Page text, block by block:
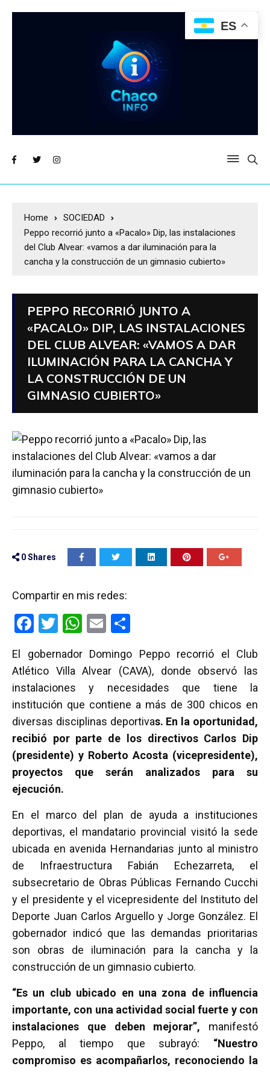
Home
SOCIEDAD
Peppo recorrió junto a «Pacalo» Dip, las instalaciones
del Club Alvear: «vamos a dar iluminación para la
cancha y la construcción de un gimnasio cubierto»
PEPPO RECORRIÓ JUNTO A
«PACALO» DIP, LAS INSTALACIONES
DEL CLUB ALVEAR: «VAMOS A DAR
ILUMINACIÓN PARA LA CANCHA Y
LA CONSTRUCCIÓN DE UN
GIMNASIO CUBIERTO»
0Shares
Compartir en mis redes:
F
ce
b
o
o
k
T
tt
er
W
at
s
A
p
p
E
ail m
p
ar
tir
El gobernador Domingo Peppo recorrió el Club
Atlético Villa Alvear (CAVA), donde observó las
instalaciones y necesidades que tiene la
institución que contiene a más de 300 chicos en
diversas disciplinas deportivas. En la oportunidad,
recibió por parte de los directivos Carlos Dip
(presidente) y Roberto Acosta (vicepresidente),
proyectos que serán analizados para su
ejecución.
En el marco del plan de ayuda a instituciones
deportivas, el mandatario provincial visitó la sede
ubicada en avenida Hernandarias junto al ministro
de Infraestructura Fabián Echezarreta, el
subsecretario de Obras Públicas Fernando Cucchi
y el presidente y el vicepresidente del Instituto del
Deporte Juan Carlos Arguello y Jorge González. El
gobernador indicó que las demandas prioritarias
son obras de iluminación para la cancha y la
construcción de un gimnasio cubierto.
“Es un club ubicado en una zona de influencia
importante, con una actividad social fuerte y con
instalaciones que deben mejorar”, manifestó
Peppo, al tiempo que subrayó: “Nuestro
compromiso es acompañarlos, reconociendo la
ES